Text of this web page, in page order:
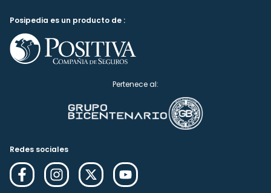
Posipedia es un producto de :
Pertenece al:
Redes sociales